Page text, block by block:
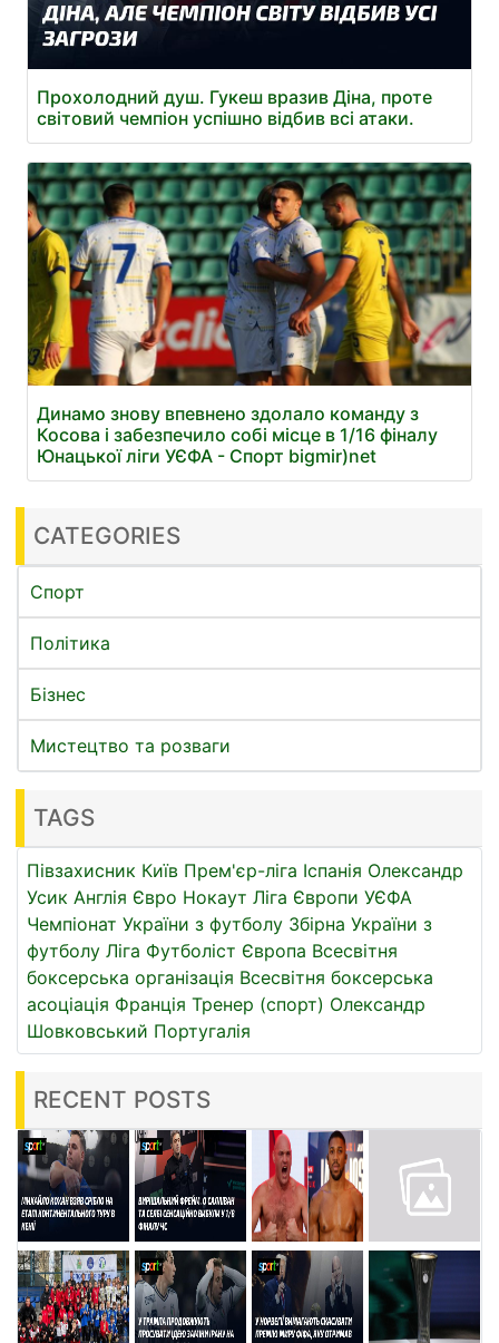
Прохолодний душ. Гукеш вразив Діна, проте
світовий чемпіон успішно відбив всі атаки.
Динамо знову впевнено здолало команду з
Косова і забезпечило собі місце в 1/16 фіналу
Юнацької ліги УЄФА - Спорт bigmir)net
CATEGORIES
Спорт
Політика
Бізнес
Мистецтво та розваги
TAGS
Півзахисник Київ Прем'єр-ліга Іспанія Олександр
Усик Англія Євро Нокаут Ліга Європи УЄФА
Чемпіонат України з футболу Збірна України з
футболу Ліга Футболіст Європа Всесвітня
боксерська організація Всесвітня боксерська
асоціація Франція Тренер (спорт) Олександр
Шовковський Португалія
RECENT POSTS